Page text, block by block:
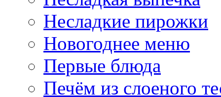
Несладкие пирожки
Новогоднее меню
Первые блюда
Печём из слоеного